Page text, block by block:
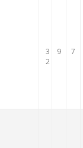
3
2
9 7